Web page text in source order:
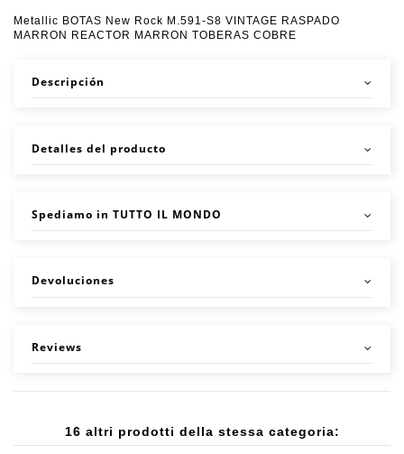
Metallic BOTAS New Rock M.591-S8 VINTAGE RASPADO
MARRON REACTOR MARRON TOBERAS COBRE
Descripción
Detalles del producto
Spediamo in TUTTO IL MONDO
Devoluciones
Reviews
16 altri prodotti della stessa categoria: